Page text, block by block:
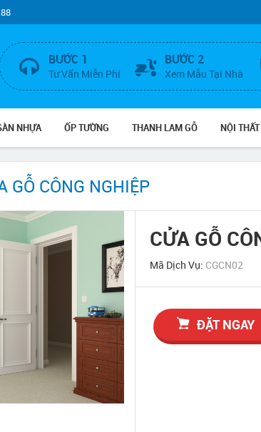
BƯỚC 1
Tư Vấn Miễn Phí
BƯỚC 2
Xem Mẫu Tại Nhà
NHỰA ỐP TƯỜNG THANH LAM GỖ NỘI THẤT
GỖ CÔNG NGHIỆP
CỬA GỖ
Mã Dịch Vụ: CGCN02
ĐẶT NGAY